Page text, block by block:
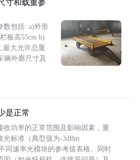
寸和载重参
数包括: a)外形
板高55cm b)
最大允许总重
辆外廓尺寸及
是正常
收功率的正常范围及影响因素，重
光标准（典型值为-3dBm
同速率光模块的参考值表格。同时